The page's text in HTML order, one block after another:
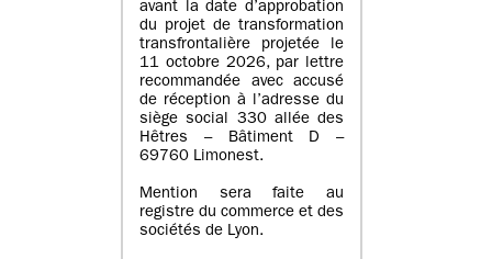
avant la date d’approbation
du projet de transformation
transfrontalière projetée le
11 octobre 2026, par lettre
recommandée avec accusé
de réception à l’adresse du
siège social 330 allée des
Hêtres – Bâtiment D –
69760 Limonest.
Mention sera faite au
registre du commerce et des
sociétés de Lyon.